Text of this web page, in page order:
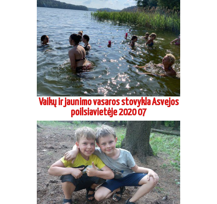
Vaikų ir jaunimo vasaros stovykla Asvejos
poilsiavietėje 2020 07